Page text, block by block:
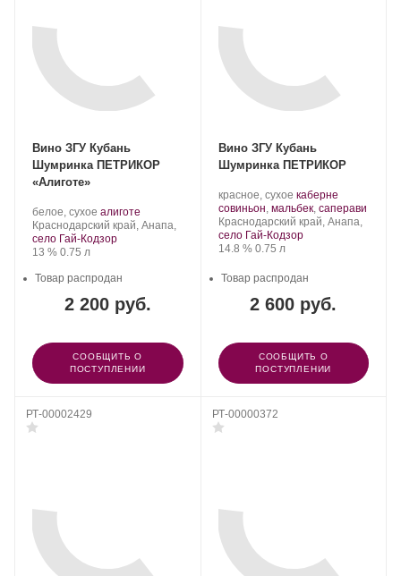
Вино ЗГУ Кубань
Шумринка ПЕТРИКОР
«Алиготе»
Производитель:
Шумринка.
белое, сухое .
Сорт
винограда:
алиготе
Регион:
Краснодарский край, Анапа,
село Гай-Кодзор
Крепость
13 %. Объем
0.75 л
2 200 руб.
Товар распродан
СООБЩИТЬ О
ПОСТУПЛЕНИИ
Вино ЗГУ Кубань
Шумринка ПЕТРИКОР
Производитель:
Шумринка.
красное, сухое .
Сорт
винограда:
каберне
совиньон, мальбек, саперави.
Регион:
Краснодарский край, Анапа,
село Гай-Кодзор
Крепость
14.8 %. Объем
0.75 л
2 600 руб.
Товар распродан
СООБЩИТЬ О
ПОСТУПЛЕНИИ
РТ-00002429 РТ-00000372